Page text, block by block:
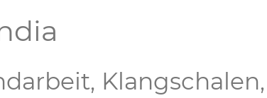
Klangschalen,